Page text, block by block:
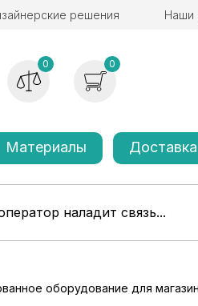
решения Наши
0 0
Материалы Доставка
наладит связь...
оборудование для